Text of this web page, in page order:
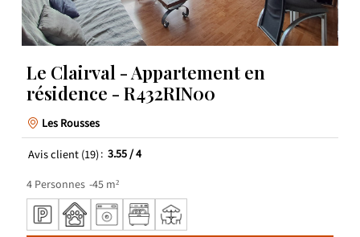
Le Clairval - Appartement en
résidence - R432RIN00
Les Rousses
Avis client(19) 3.55/ 4
4 Personnes 45 m²